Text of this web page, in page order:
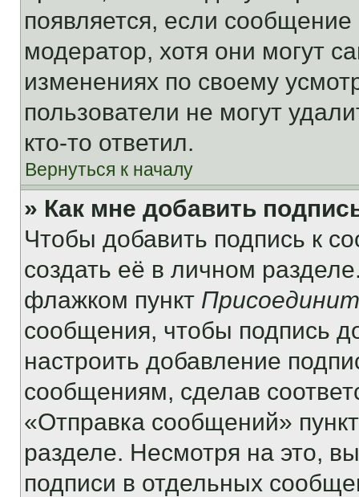
появляется, если
модератор, хотя они могут
изменениях по своему
пользователи не могут
кто-то ответил.
Вернуться к началу
» Как мне добавить
Чтобы добавить подпись к
создать её в личном
флажком пункт
сообщения, чтобы подпись
настроить добавление
сообщениям, сделав
«Отправка сообщений»
разделе. Несмотря на это,
подписи в отдельных